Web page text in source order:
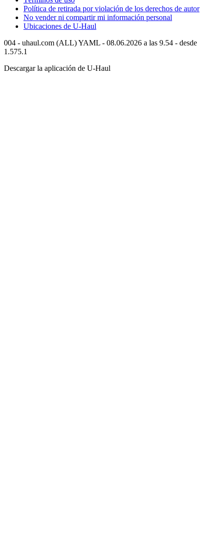
Política de retirada por violación de los derechos de autor
No vender ni compartir mi información personal
Ubicaciones de U-Haul
004 - uhaul.com (ALL) YAML - 08.06.2026 a las 9.54 - desde
1.575.1
Descargar la aplicación de U-Haul